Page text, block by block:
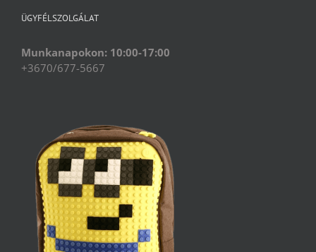
ÜGYFÉLSZOLGÁLAT
Munkanapokon: 10:00-17:00
+3670/677-5667